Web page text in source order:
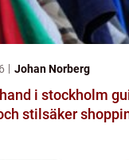
Johan Norberg
i stockholm guide till
stilsäker